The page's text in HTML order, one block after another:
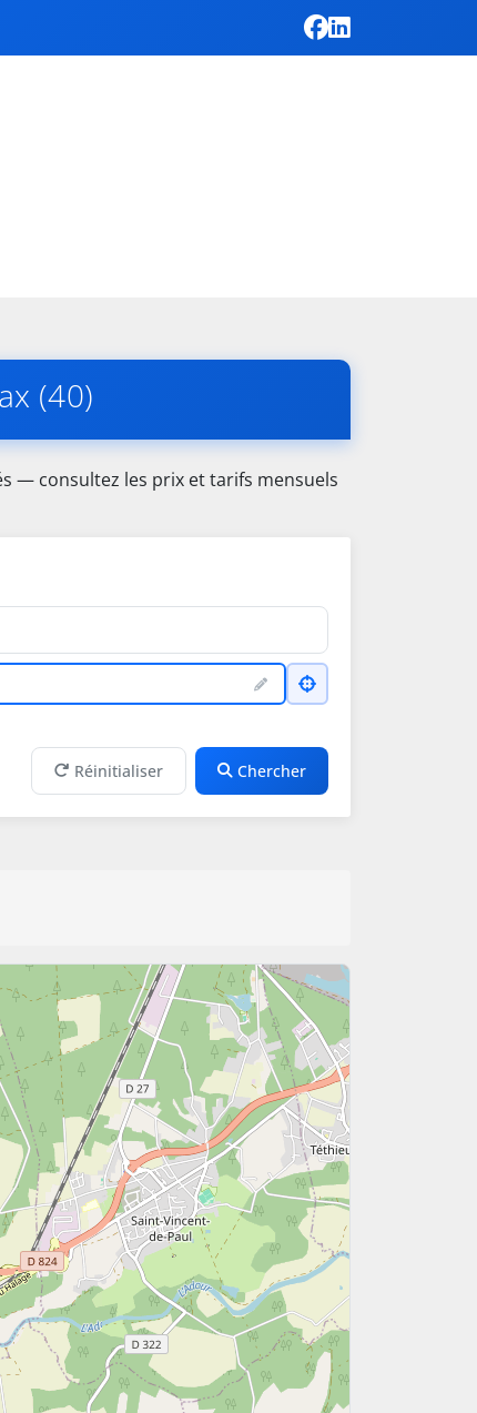
(40)
— consultez les prix et tarifs mensuels
Réinitialiser Chercher